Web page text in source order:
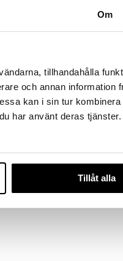
Om
tillhandahålla
och annan information
kan i sin tur kombinera
har använt deras tjänster.
Tillåt alla
Saatavana useana
vaihtoehtona
Minallvit
CARLS-BERGH PHARMA